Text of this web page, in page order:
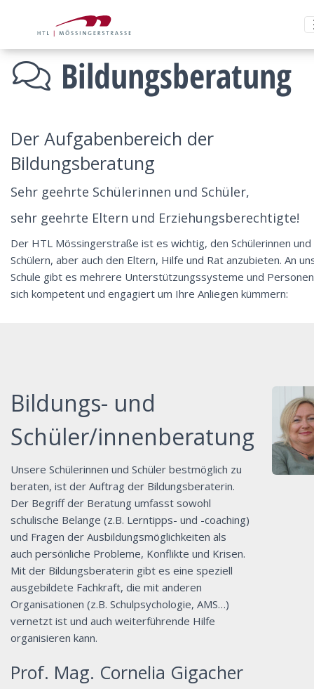
Bildungsberatung
Der Aufgabenbereich der
Bildungsberatung
Sehr geehrte Schülerinnen und Schüler,
sehr geehrte Eltern und Erziehungsberechtigte!
Der HTL Mössingerstraße ist es wichtig, den Schülerinnen und
Schülern, aber auch den Eltern, Hilfe und Rat anzubieten. An
Schule gibt es mehrere Unterstützungssysteme und
sich kompetent und engagiert um Ihre Anliegen kümmern:
Bildungs- und
Schüler/innenberatung
Unsere Schülerinnen und Schüler bestmöglich zu
beraten, ist der Auftrag der Bildungsberaterin.
Der Begriff der Beratung umfasst sowohl
schulische Belange (z.B. Lerntipps- und -coaching)
und Fragen der Ausbildungsmöglichkeiten als
auch persönliche Probleme, Konflikte und Krisen.
Mit der Bildungsberaterin gibt es eine speziell
ausgebildete Fachkraft, die mit anderen
Organisationen (z.B. Schulpsychologie, AMS…)
vernetzt ist und auch weiterführende Hilfe
organisieren kann.
Prof. Mag. Cornelia Gigacher